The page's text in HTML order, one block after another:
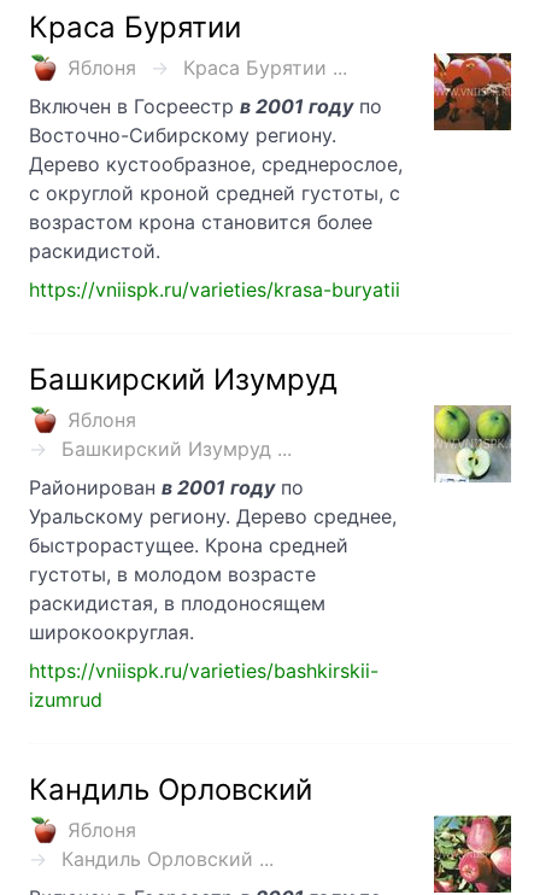
Краса Бурятии
Яблоня
Краса Бурятии ...
Включен в Госреестр в 2001 годупо
Восточно-Сибирскому региону.
Дерево кустообразное, среднерослое,
с округлой кроной средней густоты, с
возрастом крона становится более
раскидистой.
https://vniispk.ru/varieties/krasa-buryatii
Башкирский Изумруд
Яблоня
Башкирский Изумруд ...
Районирован в 2001 годупо
Уральскому региону. Дерево среднее,
быстрорастущее. Крона средней
густоты, в молодом возрасте
раскидистая, в плодоносящем
широкоокруглая.
https://vniispk.ru/varieties/bashkirskii-
izumrud
Кандиль Орловский
Яблоня
Кандиль Орловский ...